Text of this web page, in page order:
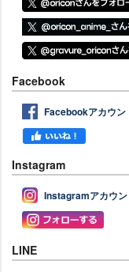
Facebook
Facebookアカウン
Instagram
Instagramアカウン
LINE